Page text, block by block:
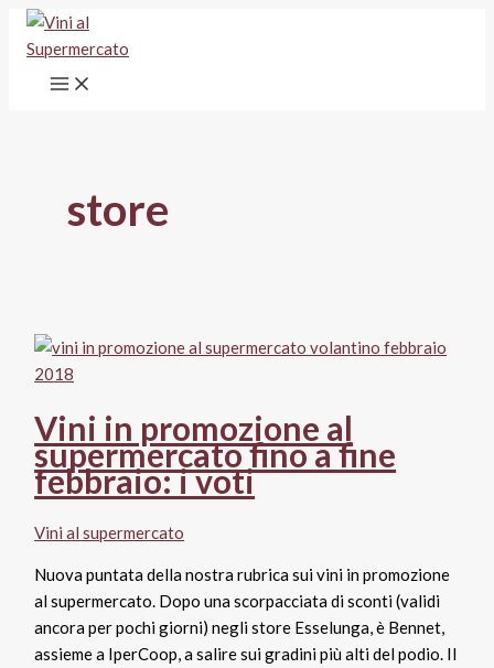
Vai
contenuto
store
Vini in promozione al
supermercato fino a fine
febbraio: i voti
Vini al supermercato
Nuova puntata della nostra rubrica sui vini in promozione
al supermercato. Dopo una scorpacciata di sconti (validi
ancora per pochi giorni) negli store Esselunga, è Bennet,
assieme a IperCoop, a salire sui gradini più alti del podio. Il